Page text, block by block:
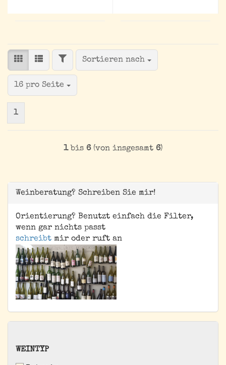
FILTERSortieren nach
Sortieren nach
16 pro Seite
pro Seite
1
1bis 6(von insgesamt 6)
Weinberatung? Schreiben Sie mir!
Orientierung? Benutzt einfach die Filter,
wenn gar nichts passt
schreibt mir oder ruft an
WEINTYP
WEINTYP